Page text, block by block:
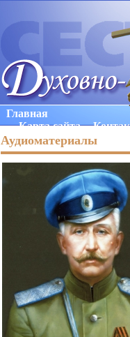
Главная
Карта сайта
Аудиоматериалы